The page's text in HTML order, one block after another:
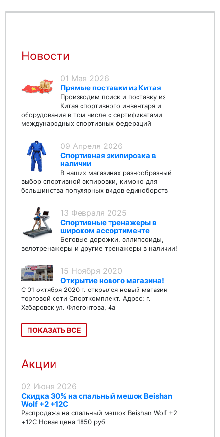
Новости
01 Мая 2026
Прямые поставки из Китая
Производим поиск и поставку из
Китая спортивного инвентаря и
оборудования в том числе с сертификатами
международных спортивных федераций
09 Апреля 2026
Спортивная экипировка в
наличии
В наших магазинах разнообразный
выбор спортивной экпировки, кимоно для
большинства популярных видов единоборств
13 Февраля 2025
Спортивные тренажеры в
широком ассортименте
Беговые дорожки, эллипсоиды,
велотренажеры и другие тренажеры в наличии!
15 Ноября 2020
Открытие нового магазина!
С 01 октября 2020 г. открылся новый магазин
торговой сети Спорткомплект. Адрес: г.
Хабаровск ул. Флегонтова, 4а
ПОКАЗАТЬ ВСЕ
Акции
02 Июня 2026
Скидка 30% на спальный мешок Beishan
Wolf +2 +12C
Распродажа на спальный мешок Beishan Wolf +2
+12C Новая цена 1850 руб